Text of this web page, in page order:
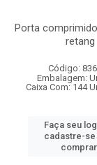
Porta
retang
Código:
Embalagem:
Caixa Com: 144
Faça seu
cadastre-se